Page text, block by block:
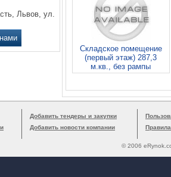
Львов, ул.
Складское помещение
(первый этаж) 287,3
м.кв., без рампы
Добавить тендеры и закупки
Добавить новости компании
© 2006